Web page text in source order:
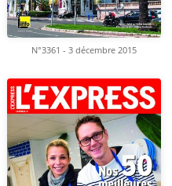
N°3361 - 3 décembre 2015